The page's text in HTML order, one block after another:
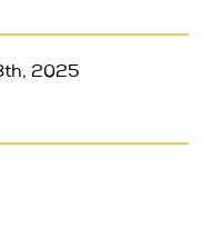
2025